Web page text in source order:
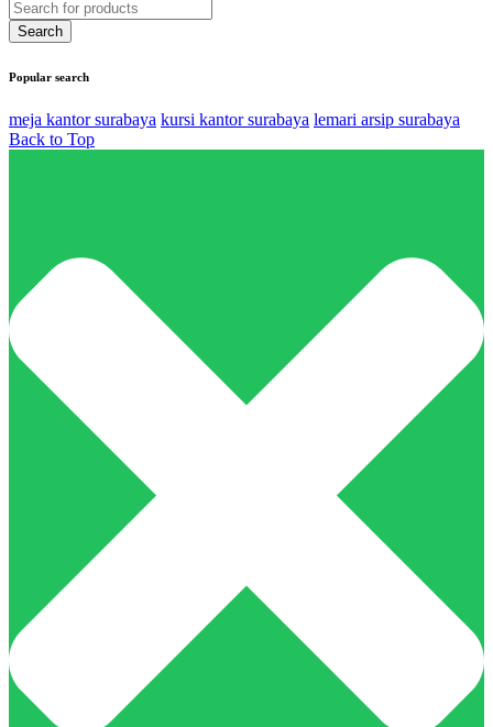
Popular search
meja kantor surabaya kursi kantor surabaya lemari arsip surabaya
Back to Top